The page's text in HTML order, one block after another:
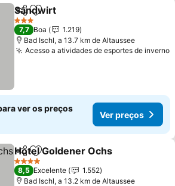
PartilharAdicionar aos favoritos
Sandwirt
3 Estrelas
7,7 Boa
1.219
Bad Ischl, a 13.7 km de Altaussee
Acesso a atividades de esportes de inverno
ver os preços
Ver preços
PartilharAdicionar aos favoritos
Hotel Goldener Ochs
4 Estrelas
8,5 Excelente
1.552
Bad Ischl, a 13.2 km de Altaussee